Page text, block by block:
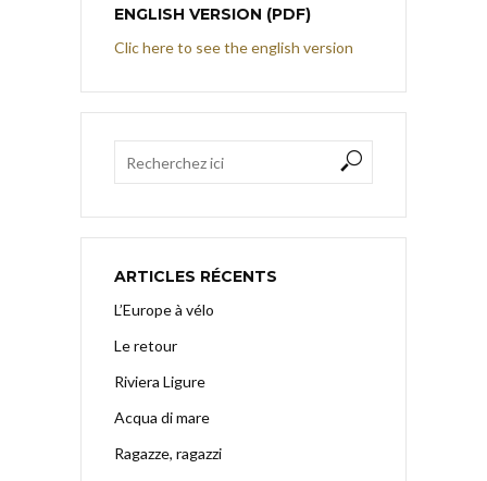
ENGLISH VERSION (PDF)
Clic here to see the english version
ARTICLES RÉCENTS
L’Europe à vélo
Le retour
Riviera Ligure
Acqua di mare
Ragazze, ragazzi